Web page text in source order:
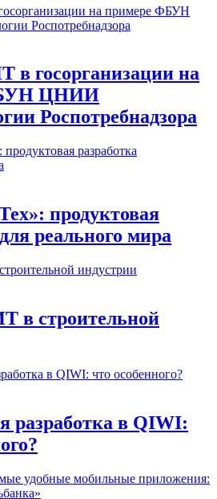
в госорганизации на
ЦНИИ
Роспотребнадзора
продуктовая
реального мира
в строительной
разработка в QIWI: